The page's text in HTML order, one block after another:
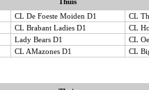
CL De Foeste Moiden D1
CL
CL Brabant Ladies D1
CL
Lady Bears D1
CL
CL AMazones D1 CL